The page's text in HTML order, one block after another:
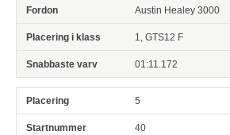
Austin Healey 3000
1, GTS12 F
01:11.172
5
40